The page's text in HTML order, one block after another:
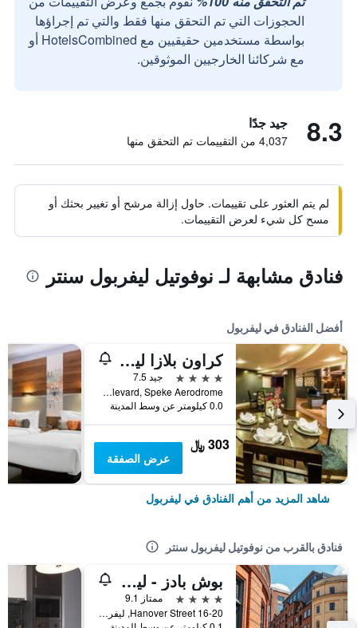
الحجوزات التي تم التحقق منها فقط والتي تم إجراؤها
بواسطة مستخدمين حقيقيين مع HotelsCombined أو
مع شركائنا الخارجيين الموثوقين.
8.3 جيد جدًا
4,037 من التقييمات تم التحقق منها
لم يتم العثور على تقييمات. حاول إزالة مرشح أو تغيير بحثك أو
مسح كل شيء لعرض التقييمات.
فنادق مشابهة لـ نوفوتيل ليفربول سنتر
أفضل الفنادق في ليفربول
كراون بلازا ليفربول - جون لينون أيربورت باي آيتش جي
4 نجوم
جيد 7.5
Speke Boulevard, Speke Aerodrome, ليفربول, المملكة المتحدة
0.0 كيلومتر عن وسط المدينة
303 ﷼
عرض الصفقة
شاهد المزيد من أهم الفنادق في ليفربول
فنادق بالقرب من نوفوتيل ليفربول سنتر
بوش بادز - ليفربول 1 - أبارت-هوتيل
4 نجوم
ممتاز 9.1
16-20 Hanover Street, ليفربول, المملكة المتحدة